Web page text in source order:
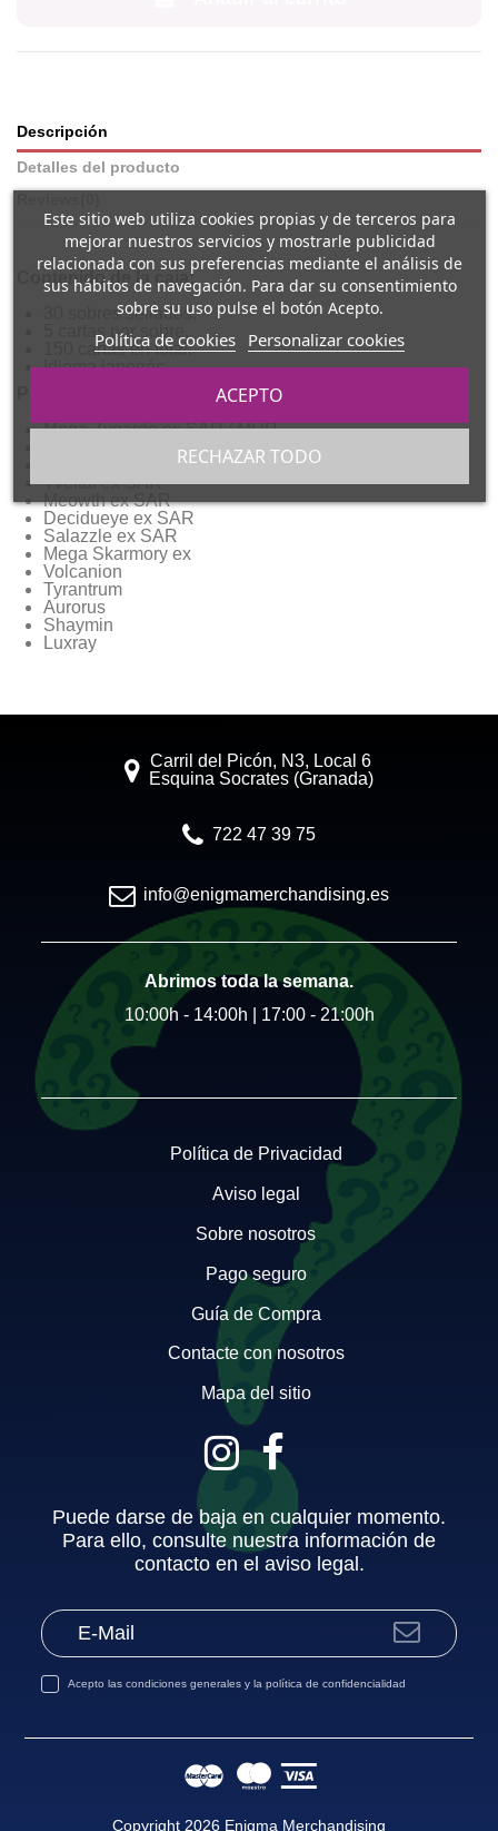
Descripción
Detalles del producto
Contenido de la caja:
30 sobres sellados.
5 cartas por sobre.
150 cartas en total.
Idioma japonés.
Pokémon más buscados del set:
Mega Zygarde ex SAR / MUR
Mega Starmie ex SAR
Mega Clefable ex SAR
Yveltal ex SAR
Meowth ex SAR
Decidueye ex SAR
Salazzle ex SAR
Mega Skarmory ex
Volcanion
Tyrantrum
Aurorus
Shaymin
Luxray
Carril del Picón, N3, Local 6
Esquina Socrates (Granada)
722 47 39 75
info@enigmamerchandising.es
Abrimos toda la semana.
10:00h - 14:00h | 17:00 - 21:00h
Política de Privacidad
Aviso legal
Sobre nosotros
Pago seguro
Guía de Compra
Contacte con nosotros
Mapa del sitio
Este sitio web utiliza cookies propias y de terceros para
mejorar nuestros servicios y mostrarle publicidad
relacionada con sus preferencias mediante el análisis de
sus hábitos de navegación. Para dar su consentimiento
sobre su uso pulse el botón Acepto.
Política de cookies Personalizar cookies
RECHAZAR TODO
ACEPTO
Puede darse de baja en cualquier momento.
Para ello, consulte nuestra información de
contacto en el aviso legal.
Acepto lascondiciones generales y lapolítica de confidencialidad
Copyright 2026 Enigma Merchandising